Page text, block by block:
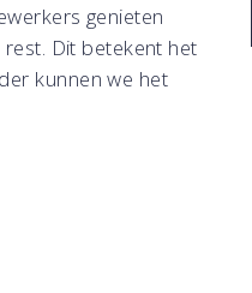
genieten
Dit betekent het
kunnen we het